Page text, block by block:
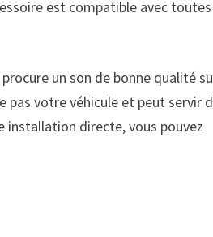
est compatible avec
un son de bonne qualité
pas votre véhicule et peut servir
installation directe, vous pouvez